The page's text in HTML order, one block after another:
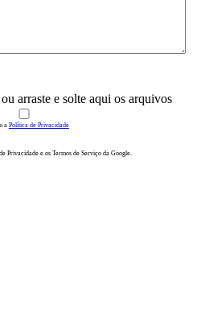
arraste e solte aqui os arquivos
a Política de Privacidade
Privacidade e os Termos de Serviço da Google.